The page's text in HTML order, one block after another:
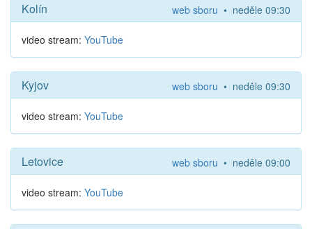
web sboru • neděle 09:30
Kolín
video stream: YouTube
web sboru • neděle 09:30
Kyjov
video stream: YouTube
web sboru • neděle 09:00
Letovice
video stream: YouTube